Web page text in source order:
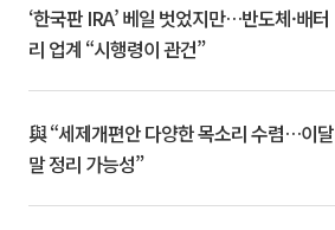
‘한국판 IRA’ 베일 벗었지만…반도체·배터
리 업계 “시행령이 관건”
與 “세제개편안 다양한 목소리 수렴…이달
말 정리 가능성”